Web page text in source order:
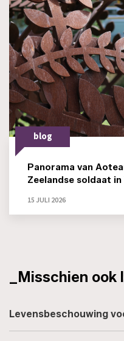
blog
Panorama van
Zeelandse soldaat
15 JULI 2026
_Misschien
Levensbeschouwing